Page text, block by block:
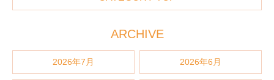
ARCHIVE
2026年7月 2026年6月